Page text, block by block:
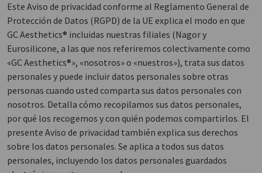
Este Aviso de privacidad conforme al Reglamento General de
Protección de Datos (RGPD) de la UE explica el modo en que
GC Aesthetics® incluidas nuestras filiales (Nagor y
Eurosilicone, a las que nos referiremos colectivamente como
«GC Aesthetics®», «nosotros» o «nuestros»), trata sus datos
personales y puede incluir datos personales sobre otras
personas cuando usted comparta sus datos personales con
nosotros. Detalla cómo recopilamos sus datos personales,
por qué los recogemos y con quién podemos compartirlos. El
presente Aviso de privacidad también explica sus derechos
sobre los datos personales. Se aplica a todos sus datos
personales, incluyendo los datos personales guardados